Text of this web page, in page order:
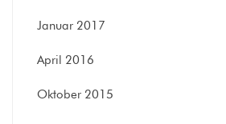
Januar 2017
April 2016
Oktober 2015